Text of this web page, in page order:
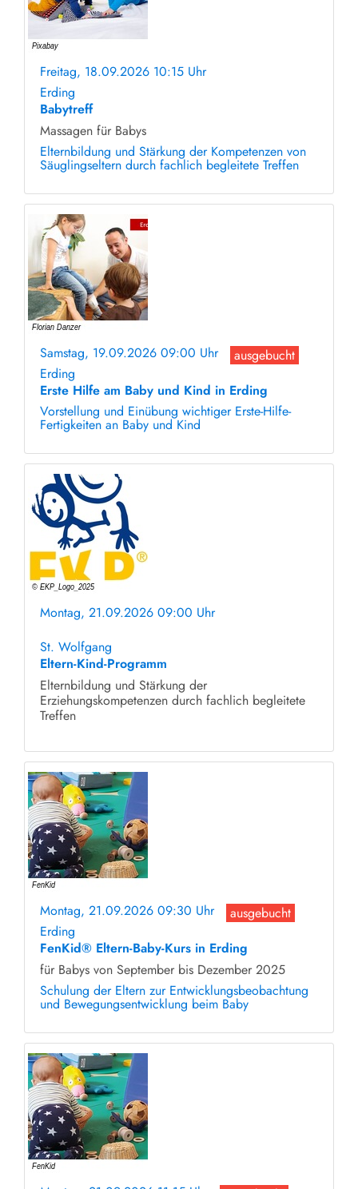
Freitag, 18.09.2026 10:15 Uhr
Erding
Babytreff
Massagen für Babys
Elternbildung und Stärkung der Kompetenzen von
Säuglingseltern durch fachlich begleitete Treffen
Samstag, 19.09.2026 09:00 Uhr
ausgebucht
Erding
Erste Hilfe am Baby und Kind in Erding
Vorstellung und Einübung wichtiger Erste-Hilfe-
Fertigkeiten an Baby und Kind
Montag, 21.09.2026 09:00 Uhr
St. Wolfgang
Eltern-Kind-Programm
Elternbildung und Stärkung der
Erziehungskompetenzen durch fachlich begleitete
Treffen
Montag, 21.09.2026 09:30 Uhr
ausgebucht
Erding
FenKid® Eltern-Baby-Kurs in Erding
für Babys von September bis Dezember 2025
Schulung der Eltern zur Entwicklungsbeobachtung
und Bewegungsentwicklung beim Baby